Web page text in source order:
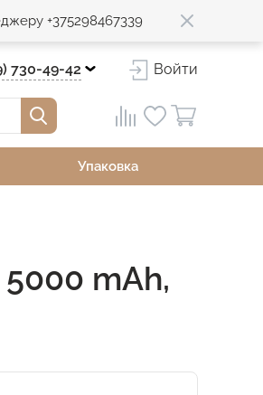
+375298467339
730-49-42 Войти
Упаковка
mAh,